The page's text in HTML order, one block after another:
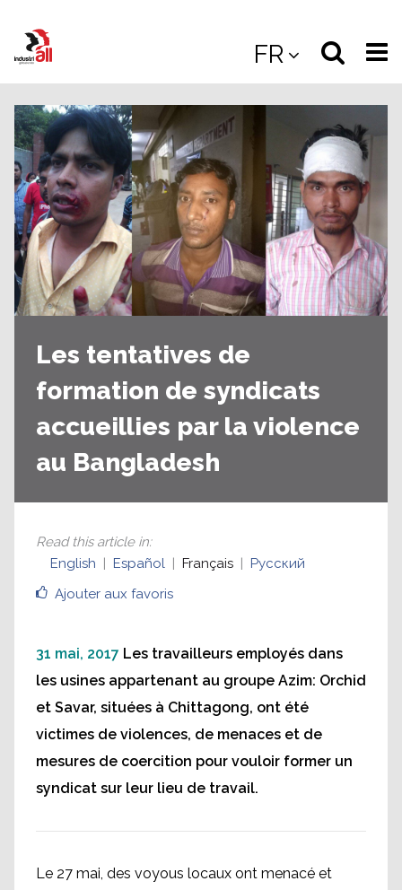
main
FR
Select
the
site
Les tentatives de
formation de syndicats
accueillies par la violence
au Bangladesh
Ajouter aux favoris
Read this article in:
English
Español Français Русский
31 mai, 2017 Les travailleurs employés dans
les usines appartenant au groupe Azim: Orchid
et Savar, situées à Chittagong, ont été
victimes de violences, de menaces et de
mesures de coercition pour vouloir former un
syndicat sur leur lieu de travail.
Le 27 mai, des voyous locaux ont menacé et